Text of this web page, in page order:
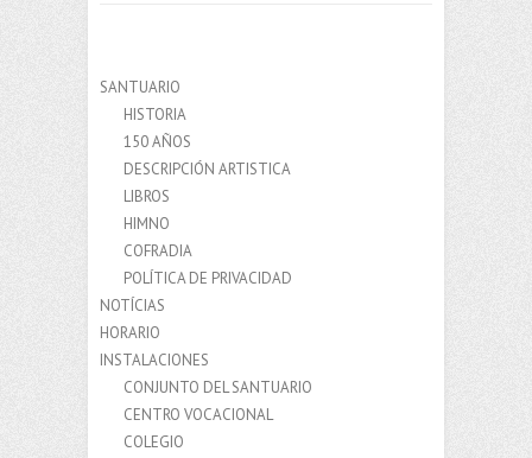
SANTUARIO
HISTORIA
150 AÑOS
DESCRIPCIÓN ARTISTICA
LIBROS
HIMNO
COFRADIA
POLÍTICA DE PRIVACIDAD
NOTÍCIAS
HORARIO
INSTALACIONES
CONJUNTO DEL SANTUARIO
CENTRO VOCACIONAL
COLEGIO